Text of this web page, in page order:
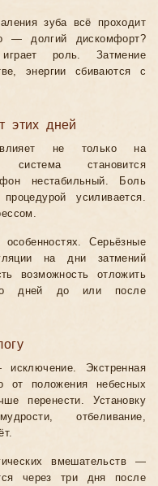
зуба всё проходит
— долгий дискомфорт?
роль. Затмение
энергии сбиваются с
этих дней
не только на
становится
нестабильный. Боль
усиливается.
Серьёзные
на дни затмений
возможность отложить
дней до или после
Экстренная
от положения небесных
перенести. Установку
отбеливание,
вмешательств —
через три дня после